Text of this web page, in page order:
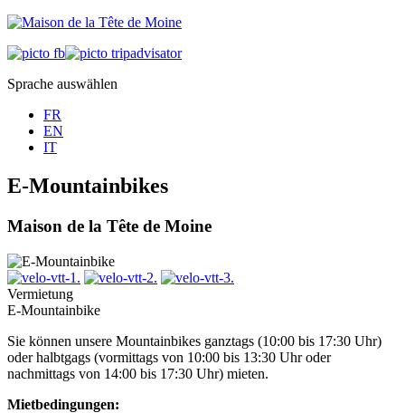
Sprache auswählen
FR
EN
IT
E-Mountainbikes
Maison de la Tête de Moine
Vermietung
E-Mountainbike
Sie können unsere Mountainbikes ganztags (10:00 bis 17:30 Uhr)
oder halbtgags (vormittags von 10:00 bis 13:30 Uhr oder
nachmittags von 14:00 bis 17:30 Uhr) mieten.
Mietbedingungen: